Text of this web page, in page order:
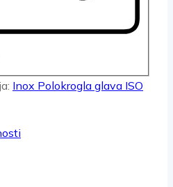
Inox Polokrogla glava ISO